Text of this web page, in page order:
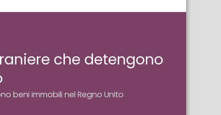
che detengono
beni immobili nel Regno Unito